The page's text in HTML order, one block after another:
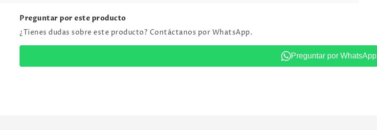
Preguntar por este producto
¿Tienes dudas sobre este producto? Contáctanos por WhatsApp.
Preguntar por WhatsApp